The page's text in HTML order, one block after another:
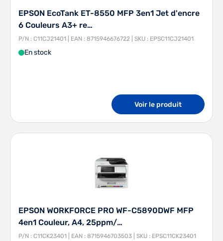
EPSON EcoTank ET-8550 MFP 3en1 Jet d'encre
6 Couleurs A3+ re…
P/N : C11CJ21401 | EAN : 8715946676722 | SKU : EPSC11CJ21401
En stock
Voir le produit
EPSON WORKFORCE PRO WF-C5890DWF MFP
4en1 Couleur, A4, 25ppm/…
P/N : C11CK23401 | EAN : 8715946703503 | SKU : EPSC11CK23401